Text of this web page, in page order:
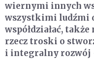
wiernymi innych
wszystkimi ludźmi
współdziałać,
rzecz troski o
i integralny rozwój